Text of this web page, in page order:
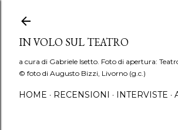
IN VOLO SUL TEATRO
a cura di Gabriele Isetto. Foto di apertura:
© foto di Augusto Bizzi, Livorno (g.c.)
HOME RECENSIONI INTERVISTE